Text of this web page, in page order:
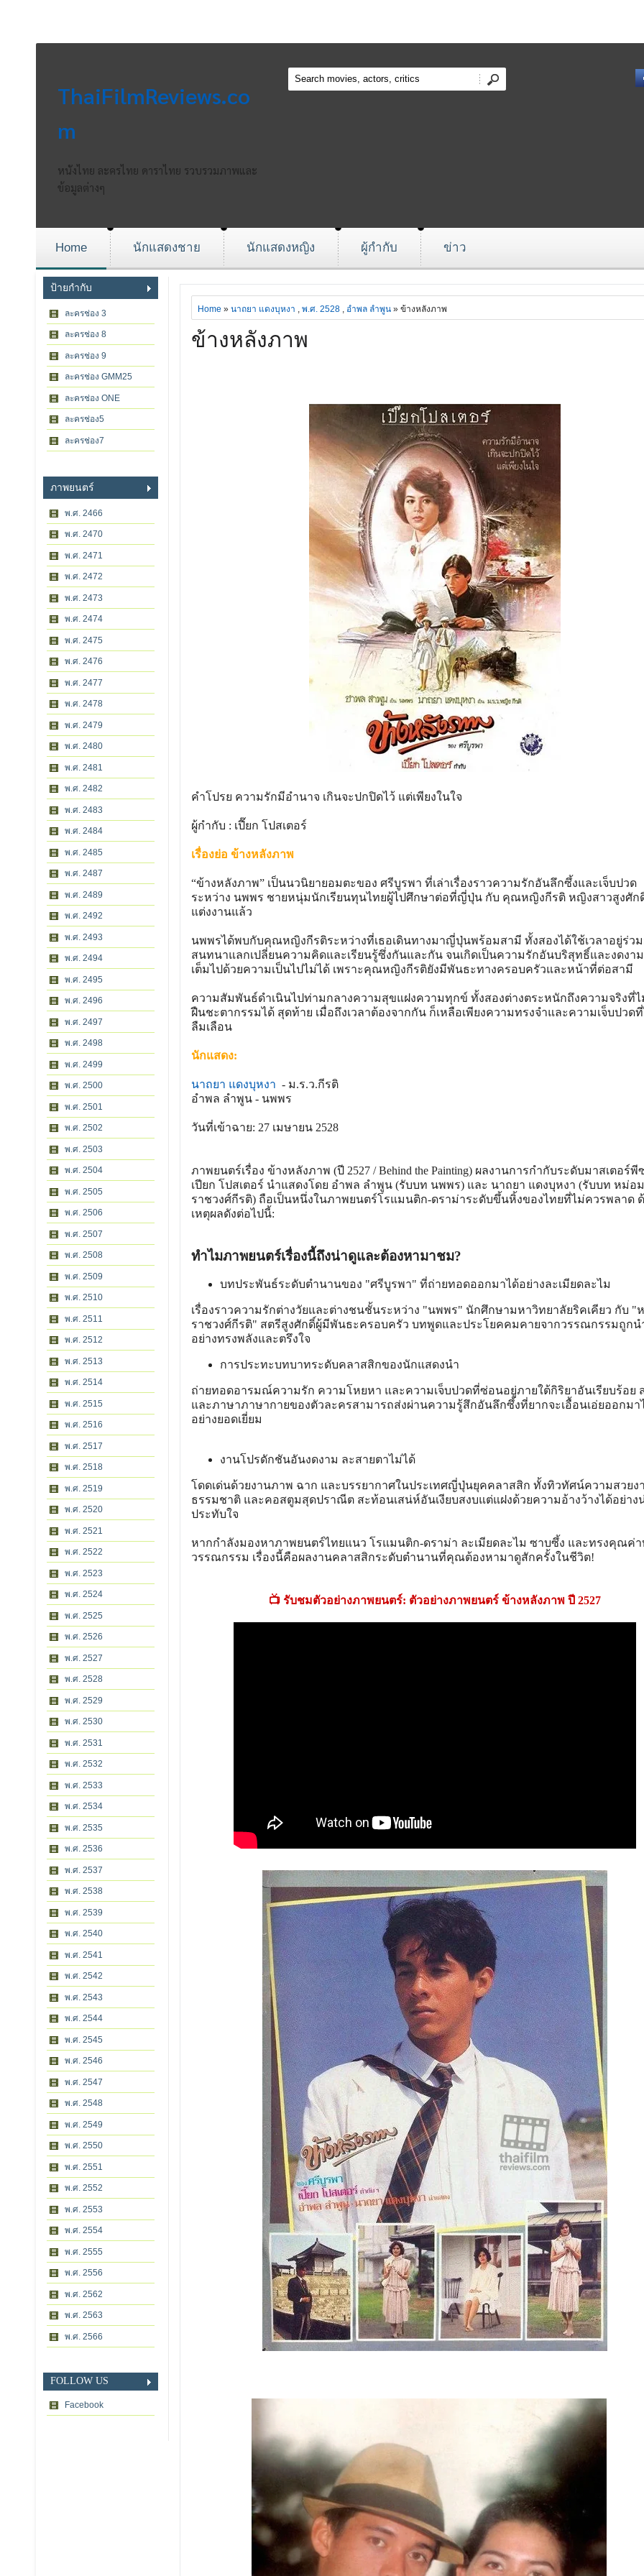
ThaiFilmReviews.co
m
หนังไทย ละครไทย ดาราไทย รวบรวมภาพและ
ข้อมูลต่างๆ
Home นักแสดงชาย นักแสดงหญิง ผู้กำกับ ข่าว
ป้ายกำกับ
ละครช่อง 3
ละครช่อง 8
ละครช่อง 9
ละครช่อง GMM25
ละครช่อง ONE
ละครช่อง5
ละครช่อง7
ภาพยนตร์
พ.ศ. 2466
พ.ศ. 2470
พ.ศ. 2471
พ.ศ. 2472
พ.ศ. 2473
พ.ศ. 2474
พ.ศ. 2475
พ.ศ. 2476
พ.ศ. 2477
พ.ศ. 2478
พ.ศ. 2479
พ.ศ. 2480
พ.ศ. 2481
พ.ศ. 2482
พ.ศ. 2483
พ.ศ. 2484
พ.ศ. 2485
พ.ศ. 2487
พ.ศ. 2489
พ.ศ. 2492
พ.ศ. 2493
พ.ศ. 2494
พ.ศ. 2495
พ.ศ. 2496
พ.ศ. 2497
พ.ศ. 2498
พ.ศ. 2499
พ.ศ. 2500
พ.ศ. 2501
พ.ศ. 2502
พ.ศ. 2503
พ.ศ. 2504
พ.ศ. 2505
พ.ศ. 2506
พ.ศ. 2507
พ.ศ. 2508
พ.ศ. 2509
พ.ศ. 2510
พ.ศ. 2511
พ.ศ. 2512
พ.ศ. 2513
พ.ศ. 2514
พ.ศ. 2515
พ.ศ. 2516
พ.ศ. 2517
พ.ศ. 2518
พ.ศ. 2519
พ.ศ. 2520
พ.ศ. 2521
พ.ศ. 2522
พ.ศ. 2523
พ.ศ. 2524
พ.ศ. 2525
พ.ศ. 2526
พ.ศ. 2527
พ.ศ. 2528
พ.ศ. 2529
พ.ศ. 2530
พ.ศ. 2531
พ.ศ. 2532
พ.ศ. 2533
พ.ศ. 2534
พ.ศ. 2535
พ.ศ. 2536
พ.ศ. 2537
พ.ศ. 2538
พ.ศ. 2539
พ.ศ. 2540
พ.ศ. 2541
พ.ศ. 2542
พ.ศ. 2543
พ.ศ. 2544
พ.ศ. 2545
พ.ศ. 2546
พ.ศ. 2547
พ.ศ. 2548
พ.ศ. 2549
พ.ศ. 2550
พ.ศ. 2551
พ.ศ. 2552
พ.ศ. 2553
พ.ศ. 2554
พ.ศ. 2555
พ.ศ. 2556
พ.ศ. 2562
พ.ศ. 2563
พ.ศ. 2566
FOLLOW US
Facebook
Home » นาถยา แดงบุหงา , พ.ศ. 2528, อำพล ลำพูน» ข้างหลังภาพ
ข้างหลังภาพ
คำโปรย ความรักมีอำนาจ เกินจะปกปิดไว้ แต่เพียงในใจ
ผู้กำกับ : เปี๊ยก โปสเตอร์
เรื่องย่อ ข้างหลังภาพ
“ข้างหลังภาพ” เป็นนวนิยายอมตะของ ศรีบูรพา ที่เล่าเรื่องราวความรักอันลึกซึ้งและเจ็บปวด
ระหว่าง นพพร ชายหนุ่มนักเรียนทุนไทยผู้ไปศึกษาต่อที่ญี่ปุ่น กับ คุณหญิงกีรติ หญิงสาวสูงศัก
แต่งงานแล้ว
นพพรได้พบกับคุณหญิงกีรติระหว่างที่เธอเดินทางมาญี่ปุ่นพร้อมสามี ทั้งสองได้ใช้เวลาอยู่ร่ว
สนทนาแลกเปลี่ยนความคิดและเรียนรู้ซึ่งกันและกัน จนเกิดเป็นความรักอันบริสุทธิ์และงดงา
เต็มไปด้วยความเป็นไปไม่ได้ เพราะคุณหญิงกีรติยังมีพันธะทางครอบครัวและหน้าที่ต่อสามี
ความสัมพันธ์ดำเนินไปท่ามกลางความสุขแฝงความทุกข์ ทั้งสองต่างตระหนักถึงความจริงที่ไ
ฝืนชะตากรรมได้ สุดท้าย เมื่อถึงเวลาต้องจากกัน ก็เหลือเพียงความทรงจำและความเจ็บปวด
ลืมเลือน
นักแสดง:
นาถยา แดงบุหงา
  -
ม.ร.ว.กีรติ
อำพล ลำพูน - นพพร
วันที่เข้าฉาย: 27 เมษายน 2528
ภาพยนตร์เรื่อง ข้างหลังภาพ (ปี 2527 / Behind the Painting) ผลงานการกำกับระดับมาสเตอร์พี
เปียก โปสเตอร์ นำแสดงโดย อำพล ลำพูน (รับบท นพพร) และ นาถยา แดงบุหงา (รับบท หม่อม
ราชวงศ์กีรติ) ถือเป็นหนึ่งในภาพยนตร์โรแมนติก-ดราม่าระดับขึ้นหิ้งของไทยที่ไม่ควรพลาด
เหตุผลดังต่อไปนี้:
ทำไมภาพยนตร์เรื่องนี้ถึงน่าดูและต้องหามาชม?
บทประพันธ์ระดับตำนานของ "ศรีบูรพา" ที่ถ่ายทอดออกมาได้อย่างละเมียดละไม
เรื่องราวความรักต่างวัยและต่างชนชั้นระหว่าง "นพพร" นักศึกษามหาวิทยาลัยริคเคียว กับ "
ราชวงศ์กีรติ" สตรีสูงศักดิ์ผู้มีพันธะครอบครัว บทพูดและประโยคคมคายจากวรรณกรรมถูกน
อย่างทรงพลังและตรึงใจ
การประทะบทบาทระดับคลาสสิกของนักแสดงนำ
ถ่ายทอดอารมณ์ความรัก ความโหยหา และความเจ็บปวดที่ซ่อนอยู่ภายใต้กิริยาอันเรียบร้อย
และภาษาภาษากายของตัวละครสามารถส่งผ่านความรู้สึกอันลึกซึ้งที่ยากจะเอื้อนเอ่ยออกมา
อย่างยอดเยี่ยม
งานโปรดักชันอันงดงาม ละสายตาไม่ได้
โดดเด่นด้วยงานภาพ ฉาก และบรรยากาศในประเทศญี่ปุ่นยุคคลาสสิก ทั้งทิวทัศน์ความสวยง
ธรรมชาติ และคอสตูมสุดปราณีต สะท้อนเสน่ห์อันเงียบสงบแต่แฝงด้วยความอ้างว้างได้อย่าง
ประทับใจ
หากกำลังมองหาภาพยนตร์ไทยแนว โรแมนติก-ดราม่า ละเมียดละไม ซาบซึ้ง และทรงคุณค่า
วรรณกรรม เรื่องนี้คือผลงานคลาสสิกระดับตำนานที่คุณต้องหามาดูสักครั้งในชีวิต!
📺 รับชมตัวอย่างภาพยนตร์: ตัวอย่างภาพยนตร์ ข้างหลังภาพ ปี 2527